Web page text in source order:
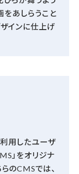
あしらうこと
インに仕上げ
用したユーザ
」をオリジナ
のCMSでは、